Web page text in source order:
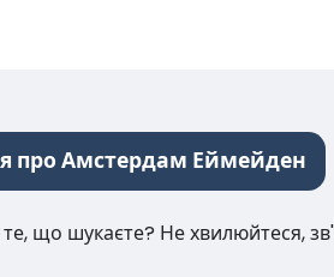
про Амстердам Еймейден
що шукаєте? Не хвилюйтеся,